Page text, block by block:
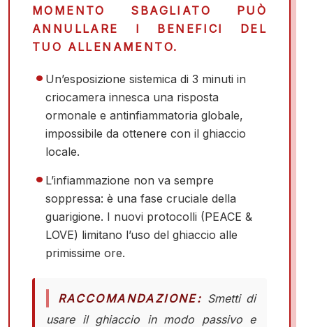
MOMENTO SBAGLIATO PUÒ
ANNULLARE I BENEFICI DEL
TUO ALLENAMENTO.
Un’esposizione sistemica di 3 minuti in
criocamera innesca una risposta
ormonale e antinfiammatoria globale,
impossibile da ottenere con il ghiaccio
locale.
L’infiammazione non va sempre
soppressa: è una fase cruciale della
guarigione. I nuovi protocolli (PEACE &
LOVE) limitano l’uso del ghiaccio alle
primissime ore.
RACCOMANDAZIONE: Smetti di
usare il ghiaccio in modo passivo e